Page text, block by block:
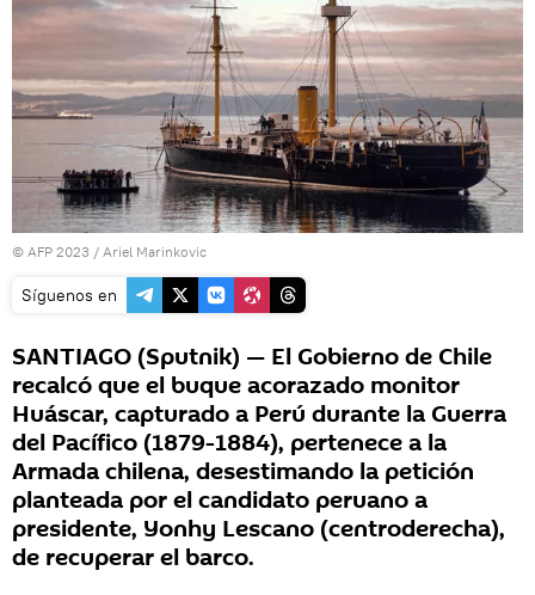
© AFP 2023 / Ariel Marinkovic
Síguenos en
SANTIAGO (Sputnik) — El Gobierno de Chile
recalcó que el buque acorazado monitor
Huáscar, capturado a Perú durante la Guerra
del Pacífico (1879-1884), pertenece a la
Armada chilena, desestimando la petición
planteada por el candidato peruano a
presidente, Yonhy Lescano (centroderecha),
de recuperar el barco.